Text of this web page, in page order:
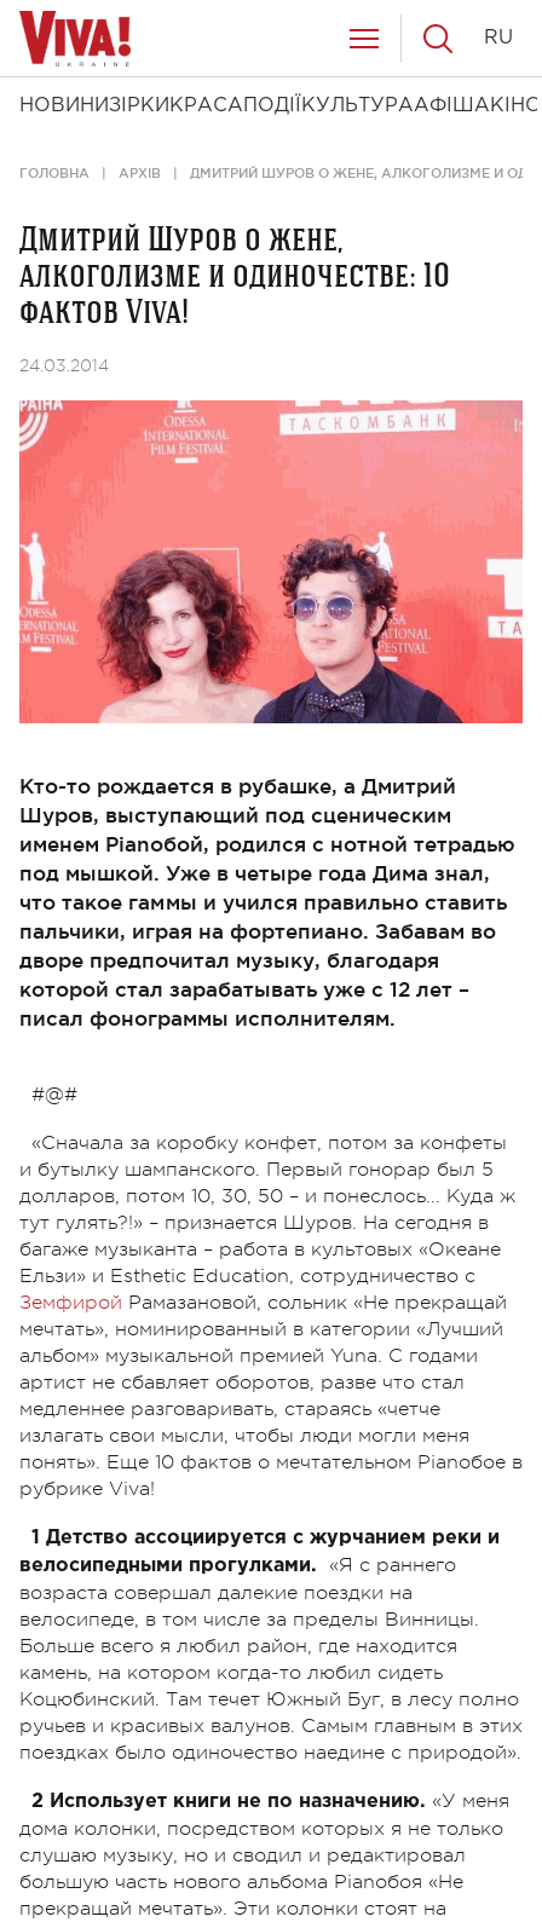
НОВИНИ ЗІРКИ КРАСА ПОДІЇ КУЛЬТУРААФІША КІНО
RU
ГОЛОВНА АРХІВ ДМИТРИЙ ШУРОВ О ЖЕНЕ, АЛКОГОЛИЗМЕ И
Дмитрий Шуров о жене,
алкоголизме и одиночестве: 10
фактов Viva!
24.03.2014
Кто-то рождается в рубашке, а Дмитрий
Шуров, выступающий под сценическим
именем Pianoбой, родился с нотной тетрадью
под мышкой. Уже в четыре года Дима знал,
что такое гам мы и учился правильно ставить
пальчики, играя на фортепиано. Забавам во
дворе предпочитал музыку, благодаря
которой стал зарабатывать уже с 12 лет –
писал фонограммы исполнителям.
#@#
«Сначала за коробку конфет, потом за конфеты
и бутылку шампанского. Первый гонорар был 5
долларов, потом 10, 30, 50 – и понеслось... Куда ж
тут гулять?!» – признается Шуров. На сегодня в
багаже музыканта – работа в культовых «Океане
Ельзи» и Esthetic Education, сотрудничество с
Земфирой Рамазановой, сольник «Не прекращай
мечтать», номинированный в категории «Лучший
альбом» музыкальной премией Yuna. С годами
артист не сбавляет оборотов, разве что стал
медленнее разговаривать, стараясь «четче
излагать свои мысли, чтобы люди могли меня
понять». Еще 10 фактов о мечтательном Pianoбое в
рубрике Viva!
1 Детство ассоциируется с журчанием реки и
велосипедными прогулками. «Я с раннего
возраста совершал далекие поездки на
велосипеде, в том числе за пределы Винницы.
Больше всего я любил район, где находится
камень, на котором когда-то любил сидеть
Коцюбинский. Там течет Южный Буг, в лесу полно
ручьев и красивых валунов. Самым главным в этих
поездках было одиночество наедине с природой».
2 Использует книги не по назначению. «У меня
дома колонки, посредством которых я не только
слушаю музыку, но и сводил и редактировал
большую часть нового альбома Pianoбоя «Не
прекращай мечтать». Эти колонки стоят на